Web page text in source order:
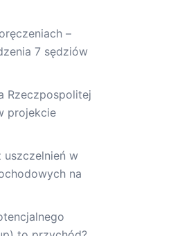
–
7 sędziów
Rzeczpospolitej
projekcie
uszczelnień w
na